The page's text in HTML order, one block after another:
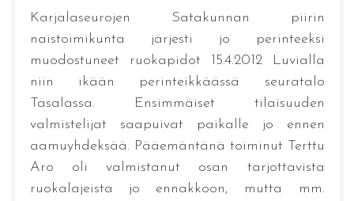
Karjalaseurojen Satakunnan piirin
naistoimikunta järjesti jo perinteeksi
muodostuneet ruokapidot 15.4.2012 Luvialla
niin ikään perinteikkäässä seuratalo
Tasalassa. Ensimmäiset tilaisuuden
valmistelijat saapuivat paikalle jo ennen
aamuyhdeksää. Pääemäntänä toiminut Terttu
Aro oli valmistanut osan tarjottavista
ruokalajeista jo ennakkoon, mutta mm.